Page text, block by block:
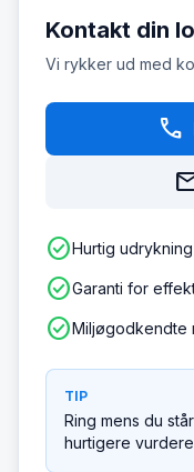
Kontakt din
Vi rykker ud med
phone
check_circleHurtig udrykning
check_circleGaranti for
check_circleMiljøgodkendte
TIP
Ring mens du
hurtigere